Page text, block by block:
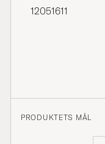
12051611
PRODUKTETS MÅL